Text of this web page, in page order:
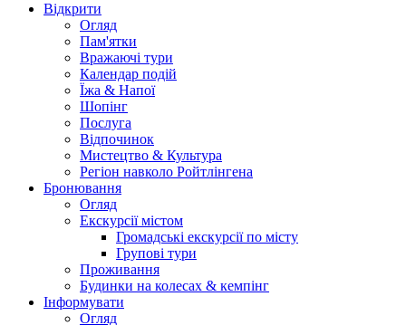
Відкрити
Огляд
Пам'ятки
Вражаючі тури
Календар подій
Їжа & Напої
Шопінг
Послуга
Відпочинок
Мистецтво & Культура
Регіон навколо Ройтлінгена
Бронювання
Огляд
Екскурсії містом
Громадські екскурсії по місту
Групові тури
Проживання
Будинки на колесах & кемпінг
Інформувати
Огляд